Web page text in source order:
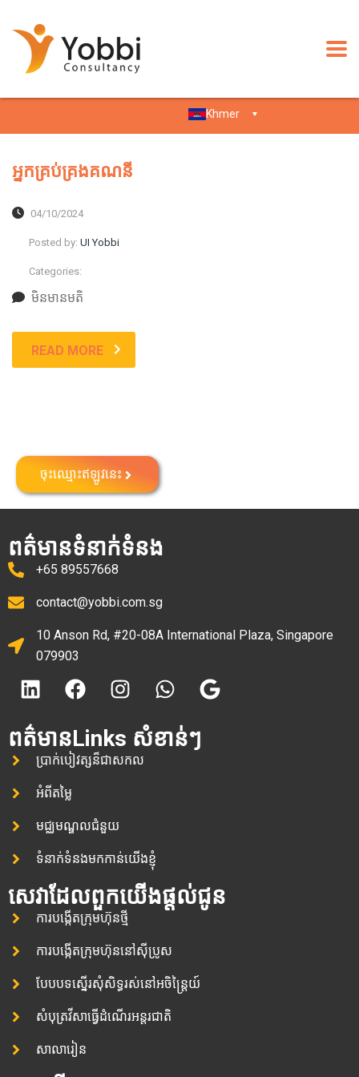
Khmer
អ្នកគ្រប់គ្រងគណនី
04/10/2024
Posted by: UI Yobbi
Categories:
មិន​មាន​មតិ
READ MORE
ចុះឈ្មោះឥឡូវនេះ
ពត៌មានទំនាក់ទំនង
+65 89557668
contact@yobbi.com.sg
10 Anson Rd, #20-08A International Plaza, Singapore
079903
ពត៌មានLinks សំខាន់ៗ
ប្រាក់បៀវត្សន៏ជាសកល
អំពីតម្លៃ
មជ្ឈមណ្ឌលជំនួយ
ទំនាក់ទំនងមកកាន់យើងខ្ញុំ
សេវាដែលពួកយើងផ្តល់ជូន
ការបង្កើតក្រុមហ៊ុនថ្មី
ការបង្កើតក្រុមហ៊ុននៅស៊ីប្រូស
បែបបទស្នើរសុំសិទ្ធរស់នៅអចិន្ត្រៃយ៍
សំបុត្រវីសាធ្វើដំណើរអន្តរជាតិ
សាលារៀន